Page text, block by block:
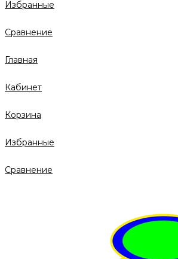
Избранные
Сравнение
Главная
Кабинет
Корзина
Избранные
Сравнение